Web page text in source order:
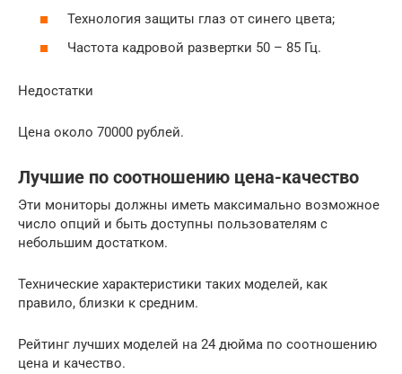
Технология защиты глаз от синего цвета;
Частота кадровой развертки 50 – 85 Гц.
Недостатки
Цена около 70000 рублей.
Лучшие по соотношению цена-качество
Эти мониторы должны иметь максимально возможное
число опций и быть доступны пользователям с
небольшим достатком.
Технические характеристики таких моделей, как
правило, близки к средним.
Рейтинг лучших моделей на 24 дюйма по соотношению
цена и качество.